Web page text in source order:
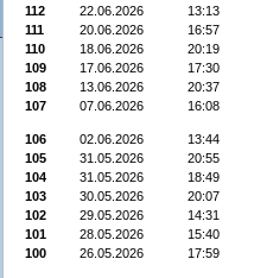
112
22.06.2026 13:13
111
20.06.2026 16:57
110
18.06.2026 20:19
109
17.06.2026 17:30
108
13.06.2026 20:37
107
07.06.2026 16:08
106
02.06.2026 13:44
105
31.05.2026 20:55
104
31.05.2026 18:49
103
30.05.2026 20:07
102
29.05.2026 14:31
101
28.05.2026 15:40
100
26.05.2026 17:59